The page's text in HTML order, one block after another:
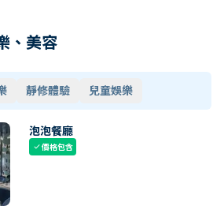
、美容
靜修體驗 兒童娛樂
泡泡餐廳
check價格包含